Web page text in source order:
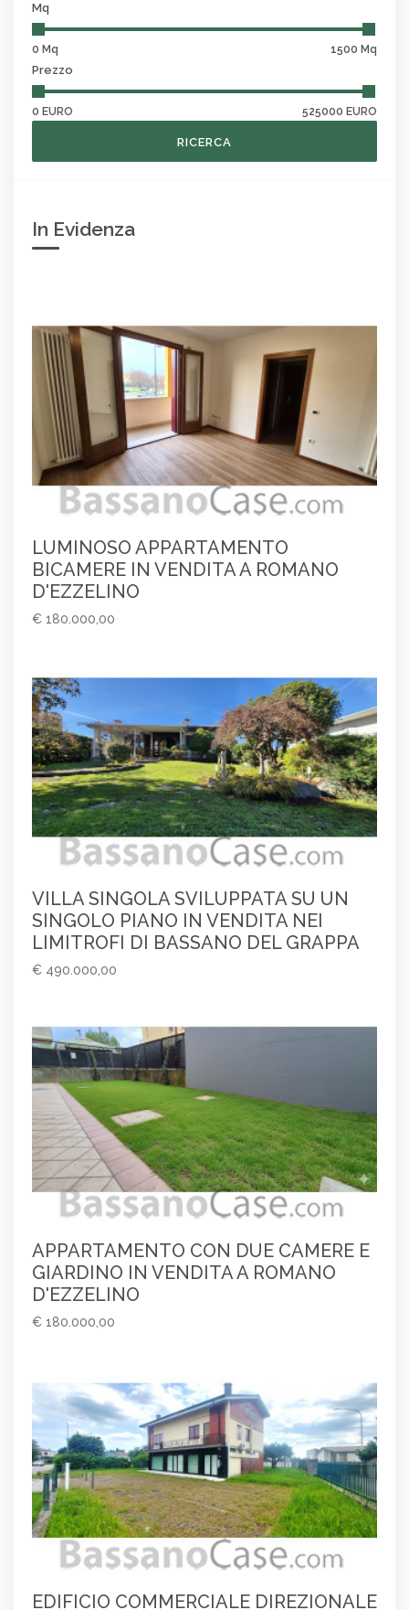
Mq
0 Mq 1500 Mq
Prezzo
0 EURO 525000 EURO
RICERCA
In Evidenza
LUMINOSO APPARTAMENTO
BICAMERE IN VENDITA A ROMANO
D'EZZELINO
€ 180.000,00
VILLA SINGOLA SVILUPPATA SU UN
SINGOLO PIANO IN VENDITA NEI
LIMITROFI DI BASSANO DEL GRAPPA
€ 490.000,00
APPARTAMENTO CON DUE CAMERE E
GIARDINO IN VENDITA A ROMANO
D'EZZELINO
€ 180.000,00
EDIFICIO COMMERCIALE DIREZIONALE